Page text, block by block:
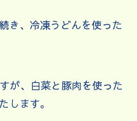
き、冷凍うどんを使った
が、白菜と豚肉を使った
します。